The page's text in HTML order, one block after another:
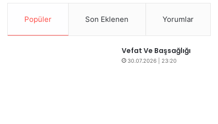
Popüler Son Eklenen Yorumlar
Vefat Ve Başsağlığı
30.07.2026 | 23:20